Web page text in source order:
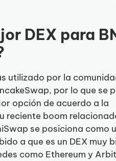
DEX para
utilizado por la
por lo que se
opción de acuerdo a la
reciente boom
se posiciona como
a que es un DEX muy
como Ethereum y